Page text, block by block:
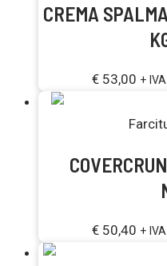
CREMA
€ 53,00 + IVA
€ 50,40 + IVA